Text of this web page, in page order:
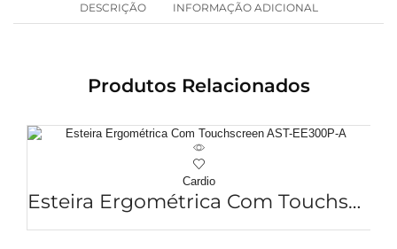
DESCRIÇÃO INFORMAÇÃO ADICIONAL
Produtos Relacionados
Cardio
Esteira Ergométrica Com Touchscreen AST-EE300P-A